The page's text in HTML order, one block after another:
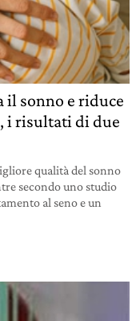
il sonno e riduce
i risultati di due
qualità del sonno
secondo uno studio
al seno e un